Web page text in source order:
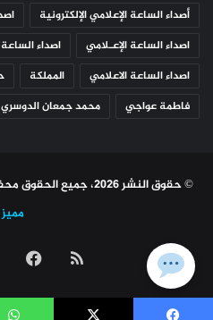
أصداء الساعة الإعلامي الإلكترونية
اصداء الساعة الإعـلامي
اصداء الساعة
اصداء الساعة الاعلامي
المملكة
فاطمة عواجي
محمد جمعان الدوسري
© حقوق النشر 2026، جميع الحقوق محفوظة | لـ
مميز
ملخص
الموقع